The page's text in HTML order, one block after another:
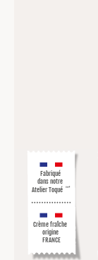
Fabriqué
dans notre
Atelier Toqué ™*
Crème fraîche
origine
FRANCE